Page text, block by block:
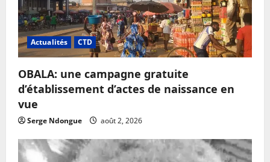
Actualités CTD
OBALA: une campagne gratuite
d’établissement d’actes de naissance en
vue
Serge Ndongue août 2, 2026